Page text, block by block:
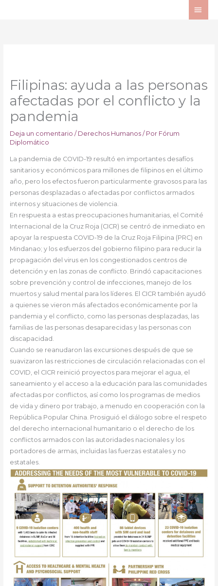
Filipinas: ayuda a las personas
afectadas por el conflicto y la
pandemia
Deja un comentario / Derechos Humanos/ Por Fórum
Diplomático
La pandemia de COVID-19 resultó en importantes desafíos
sanitarios y económicos para millones de filipinos en el último
año, pero los efectos fueron particularmente gravosos para las
personas desplazadas o afectadas por conflictos armados
internos y situaciones de violencia.
En respuesta a estas preocupaciones humanitarias, el Comité
Internacional de la Cruz Roja (CICR) se centró de inmediato en
apoyar la respuesta COVID-19 de la Cruz Roja Filipina (PRC) en
Mindanao; y los esfuerzos del gobierno filipino para reducir la
propagación del virus en los congestionados centros de
detención y en las zonas de conflicto. Brindó capacitaciones
sobre prevención y control de infecciones, manejo de los
muertos y salud mental para los líderes. El CICR también ayudó
a quienes se vieron más afectados económicamente por la
pandemia y el conflicto, como las personas desplazadas, las
familias de las personas desaparecidas y las personas con
discapacidad.
Cuando se reanudaron las excursiones después de que se
suavizaron las restricciones de circulación relacionadas con el
COVID, el CICR reinició proyectos para mejorar el agua, el
saneamiento y el acceso a la educación para las comunidades
afectadas por conflictos, así como los programas de medios
de vida y dinero por trabajo, a menudo en cooperación con la
República Popular China. Prosiguió el diálogo sobre el respeto
del derecho internacional humanitario o el derecho de los
conflictos armados con las autoridades nacionales y los
portadores de armas, incluidas las fuerzas estatales y no
estatales.